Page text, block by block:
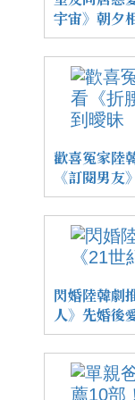
宇宙》朝夕
歡喜冤家陸
《訂閱男友
閃婚陸韓劇
人》先婚後